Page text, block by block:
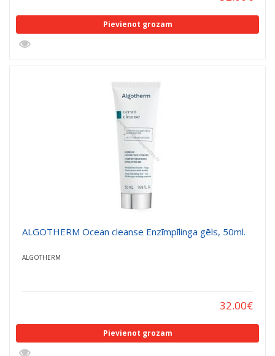
Pievienot grozam
ALGOTHERM Ocean cleanse Enzīmpīlinga gēls, 50ml.
ALGOTHERM
32.00€
Pievienot grozam